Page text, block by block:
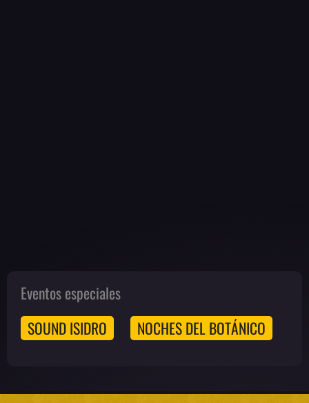
Eventos especiales
SOUND ISIDRO
NOCHES DEL BOTÁNICO